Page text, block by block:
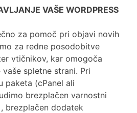
VAŠE WORDPRESS
za pomoč pri objavi novih
za redne posodobitve
vtičnikov, kar omogoča
spletne strani. Pri
paketa (cPanel ali
brezplačen varnostni
brezplačen dodatek